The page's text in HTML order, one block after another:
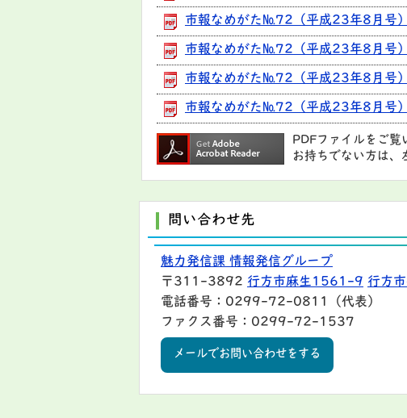
市報なめがた№72（平成23年8月号
市報なめがた№72（平成23年8月号
市報なめがた№72（平成23年8月号
市報なめがた№72（平成23年8月号
PDFファイルをご覧
お持ちでない方は、
問い合わせ先
魅力発信課 情報発信グループ
〒311-3892 行方市麻生1561-9 行方
電話番号：0299-72-0811（代表）
ファクス番号：0299-72-1537
メールでお問い合わせをする